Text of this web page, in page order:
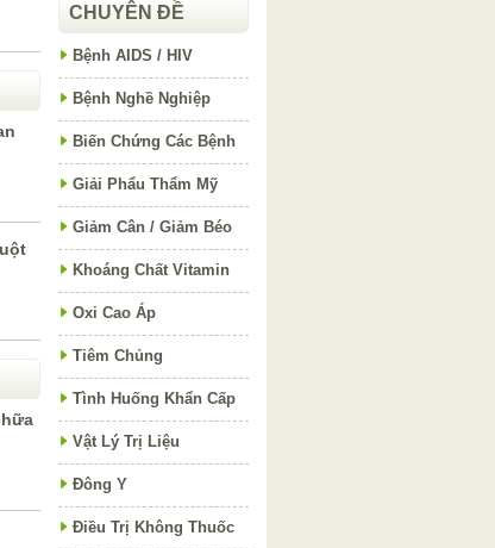
CHUYÊN ĐỀ
Bệnh AIDS / HIV
Bệnh Nghề Nghiệp
Biến Chứng Các Bệnh
Giải Phẩu Thẩm Mỹ
Giảm Cân / Giảm Béo
Khoáng Chất Vitamin
Oxi Cao Áp
Tiêm Chủng
Tình Huống Khẩn Cấp
Vật Lý Trị Liệu
Đông Y
Điều Trị Không Thuốc